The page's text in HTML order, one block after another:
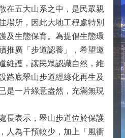
五大山系之中，是民眾親
場所，因此大地工程處特別
及生態保育。為提倡生態環
推廣「步道認養」，希望邀
維護，讓民眾認識自然，維
路底翠山步道經綠化再生及
是一片綠意盎然，充滿無現
表示，翠山步道位於保護
人為干預較少，加上「風衝